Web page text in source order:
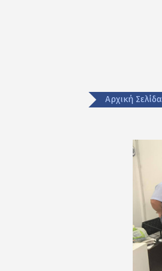
Αρχική Σελίδα